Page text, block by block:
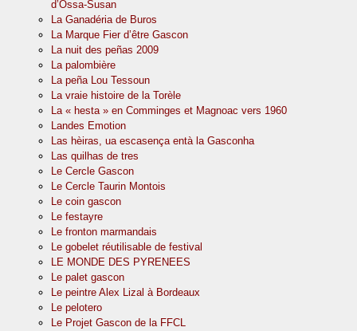
d’Ossa-Susan
La Ganadéria de Buros
La Marque Fier d’être Gascon
La nuit des peñas 2009
La palombière
La peña Lou Tessoun
La vraie histoire de la Torèle
La « hesta » en Comminges et Magnoac vers 1960
Landes Emotion
Las hèiras, ua escasença entà la Gasconha
Las quilhas de tres
Le Cercle Gascon
Le Cercle Taurin Montois
Le coin gascon
Le festayre
Le fronton marmandais
Le gobelet réutilisable de festival
LE MONDE DES PYRENEES
Le palet gascon
Le peintre Alex Lizal à Bordeaux
Le pelotero
Le Projet Gascon de la FFCL